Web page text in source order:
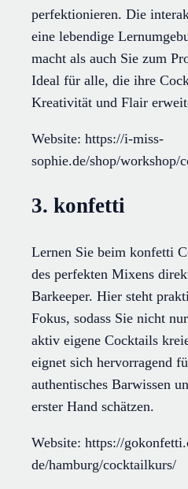
perfektionieren. Die
eine lebendige
macht als auch Sie zum
Ideal für alle, die ihre
Kreativität und Flair
Website: https://i-miss-
sophie.de/shop/workshop/
3. konfetti
Lernen Sie beim konfetti
des perfekten Mixens
Barkeeper. Hier steht
Fokus, sodass Sie nicht
aktiv eigene Cocktails
eignet sich hervorragend
authentisches Barwissen
erster Hand schätzen.
Website: https://
de/hamburg/cocktailkurs/